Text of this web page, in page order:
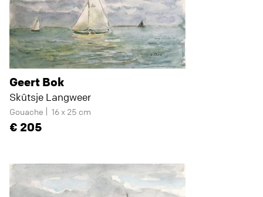
Geert Bok
Skûtsje Langweer
Gouache 16 x 25 cm
205